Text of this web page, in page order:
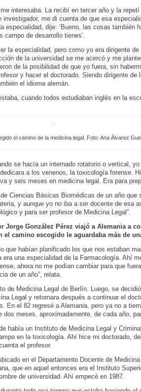
interesaba. La recibí en tercer año y la
me di cuenta de que esa
especialidad, dije: ‘Bueno, las cosas también
de desarrollo tienes’.
la especialidad, pero como yo era dirigente
de la universidad se me acercó y me
de la posibilidad de que yo fuera, sin
y hacer el doctorado. Siendo dirigente de
el idioma alemán.
cuando todos estudiaban inglés en la
el camino de la medicina legal. Foto: Ana Álvarez
se hacía un internado rotatorio o vertical,
a los venenos, la toxicología forense.
y seis meses en medicina legal. Era para
Ciencias Básicas Biomédicas de un año que
y aunque yo no iba a ser docente de esa
y para ser profesor de Medicina Legal”.
Jorge González Pérez viajó a Alemania a
el camino escogido le aguardaba más de
que habían planificado los que nos estaban
una especialidad de la Farmacología. Ahí
ahora no me podían cambiar para que
de un año”, relata.
de Medicina Legal de Berlín. Luego, se
Legal y retornara después a continuar el
En el 82 regresé a Alemania, pero ya no a
meses, aproximadamente, de cada año,
había un Instituto de Medicina Legal y
en la toxicología. Ahí hice mi doctorado,
el profesor.
en el Departamento Docente de
que en aquel entonces era el Instituto
de universidad. Ahí empecé en 1987.